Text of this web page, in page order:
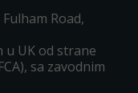
Road,
u UK od strane
sa zavodnim